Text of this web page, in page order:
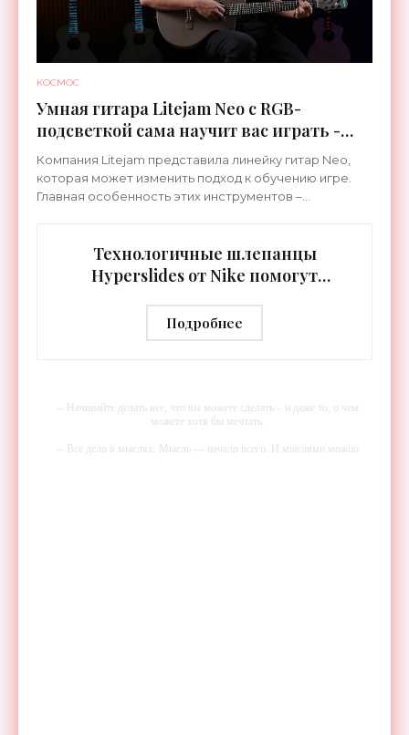
КОСМОС
Умная гитара Litejam Neo с RGB-
подсветкой сама научит вас играть -
«Гаджеты»
Компания Litejam представила линейку гитар Neo,
которая может изменить подход к обучению игре.
Главная особенность этих инструментов –
Технологичные шлепанцы
Hyperslides от Nike помогут
тренировки - «Гаджеты»
Подробнее
-- Начинайте делать все, что вы можете сделать – и даже то, о чем
можете хотя бы мечтать.
-- Все дело в мыслях. Мысль — начало всего. И мыслями можно